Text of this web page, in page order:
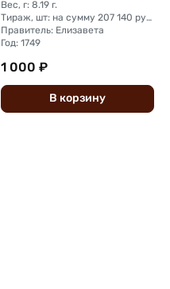
Вес, г: 8.19 г.
Тираж, шт: на сумму 207 140 рублей; на сумму 239 600 рублей
Правитель: Елизавета
Год: 1749
1 000 ₽
В корзину